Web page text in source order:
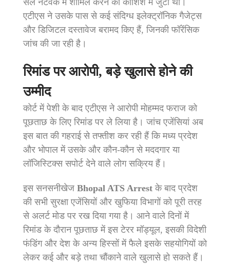
सेल नेटवर्क में शामिल करने की कोशिश में जुटा था।
एटीएस ने उसके पास से कई संदिग्ध इलेक्ट्रॉनिक गैजेट्स
और डिजिटल दस्तावेज बरामद किए हैं, जिनकी फॉरेंसिक
जांच की जा रही है।
रिमांड पर आरोपी, बड़े खुलासे होने की
उम्मीद
कोर्ट में पेशी के बाद एटीएस ने आरोपी मोहम्मद फराज को
पूछताछ के लिए रिमांड पर ले लिया है। जांच एजेंसियां अब
इस बात की गहराई से तफ्तीश कर रही हैं कि मध्य प्रदेश
और भोपाल में उसके और कौन-कौन से मददगार या
लॉजिस्टिक्स सपोर्ट देने वाले लोग सक्रिय हैं।
इस सनसनीखेज Bhopal ATS Arrest के बाद प्रदेश
की सभी सुरक्षा एजेंसियों और खुफिया विभागों को पूरी तरह
से अलर्ट मोड पर रख दिया गया है। आने वाले दिनों में
रिमांड के दौरान पूछताछ में इस टेरर मॉड्यूल, इसकी विदेशी
फंडिंग और देश के अन्य हिस्सों में फैले इसके सहयोगियों को
लेकर कई और बड़े तथा चौंकाने वाले खुलासे हो सकते हैं।